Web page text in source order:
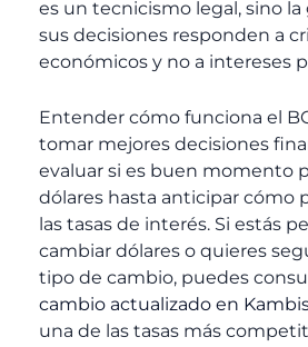
es un tecnicismo legal, sino
sus decisiones responden a
económicos y no a intereses
Entender cómo funciona el
tomar mejores decisiones
evaluar si es buen momento
dólares hasta anticipar cómo
las tasas de interés. Si estás
cambiar dólares o quieres
tipo de cambio, puedes
cambio actualizado en
una de las tasas más